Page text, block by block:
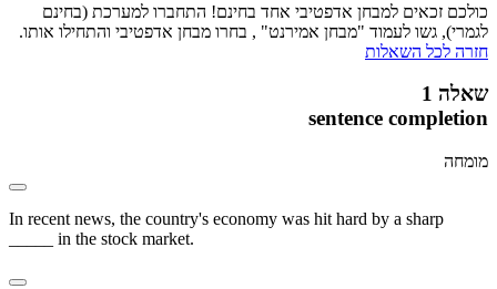
כולכם זכאים למבחן אדפטיבי אחד בחינם! התחברו למערכת (בחינם
לגמרי), גשו לעמוד "מבחן אמירנט" , בחרו מבחן אדפטיבי והתחילו אותו.
חזרה לכל השאלות
שאלה 1
sentence completion
מומחה
In recent news, the country's economy was hit hard by a sharp
_____ in the stock market.